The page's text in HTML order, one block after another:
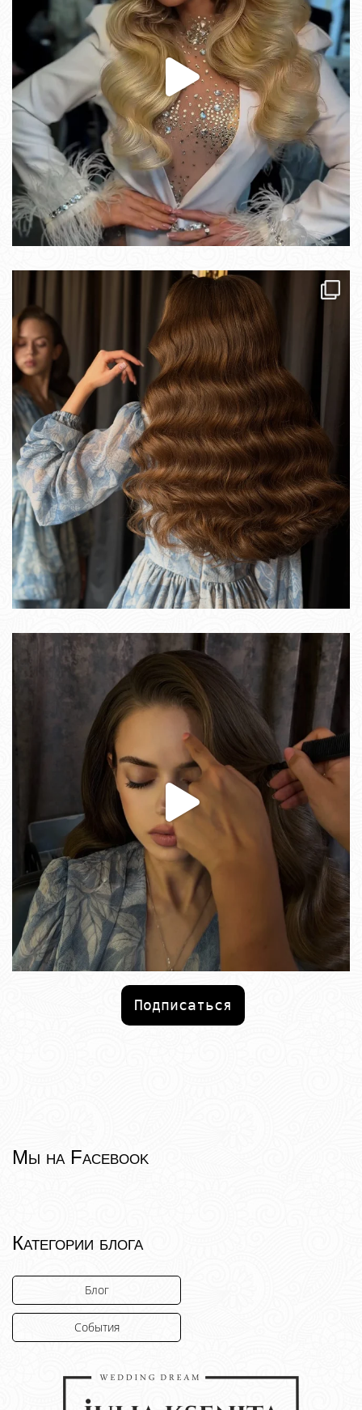
Подписаться
Мы на Facebook
Категории блога
Блог
События